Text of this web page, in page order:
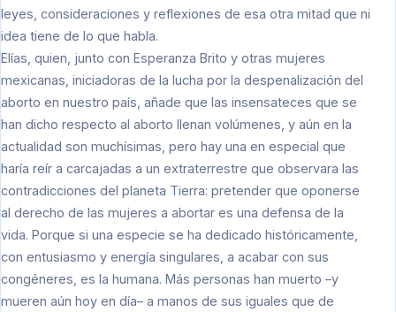
leyes, consideraciones y reflexiones de esa otra mitad que ni
idea tiene de lo que habla.
Elías, quien, junto con Esperanza Brito y otras mujeres
mexicanas, iniciadoras de la lucha por la despenalización del
aborto en nuestro país, añade que las insensateces que se
han dicho respecto al aborto llenan volúmenes, y aún en la
actualidad son muchísimas, pero hay una en especial que
haría reír a carcajadas a un extraterrestre que observara las
contradicciones del planeta Tierra: pretender que oponerse
al derecho de las mujeres a abortar es una defensa de la
vida. Porque si una especie se ha dedicado históricamente,
con entusiasmo y energía singulares, a acabar con sus
congéneres, es la humana. Más personas han muerto –y
mueren aún hoy en día– a manos de sus iguales que de